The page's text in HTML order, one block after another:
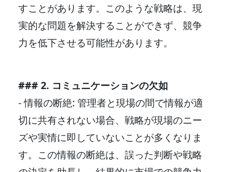
すことがあります。このような戦略は、現
実的な問題を解決することができず、競争
力を低下させる可能性があります。
### 2. コミュニケーションの欠如
- 情報の断絶: 管理者と現場の間で情報が適
切に共有されない場合、戦略が現場のニー
ズや実情に即していないことが多くなりま
す。この情報の断絶は、誤った判断や戦略